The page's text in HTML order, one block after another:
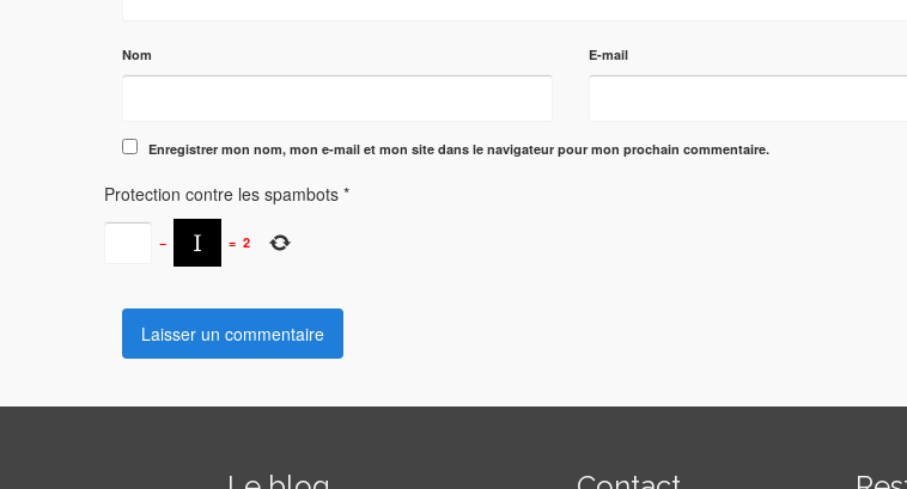
Nom E-mail
Enregistrer mon nom, mon e-mail et mon site dans le navigateur pour mon prochain commentaire.
Protection contre les spambots *
− = 2